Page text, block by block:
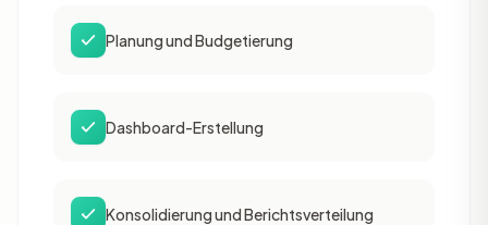
Planung und Budgetierung
Dashboard-Erstellung
Konsolidierung und Berichtsverteilung